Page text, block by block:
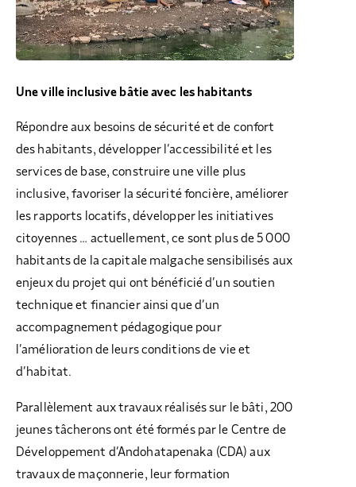
Une ville inclusive bâtie avec les habitants
Répondre aux besoins de sécurité et de confort
des habitants, développer l’accessibilité et les
services de base, construire une ville plus
inclusive, favoriser la sécurité foncière, améliorer
les rapports locatifs, développer les initiatives
citoyennes … actuellement, ce sont plus de 5 000
habitants de la capitale malgache sensibilisés aux
enjeux du projet qui ont bénéficié d’un soutien
technique et financier ainsi que d’un
accompagnement pédagogique pour
l’amélioration de leurs conditions de vie et
d’habitat.
Parallèlement aux travaux réalisés sur le bâti, 200
jeunes tâcherons ont été formés par le Centre de
Développement d’Andohatapenaka (CDA) aux
travaux de maçonnerie, leur formation